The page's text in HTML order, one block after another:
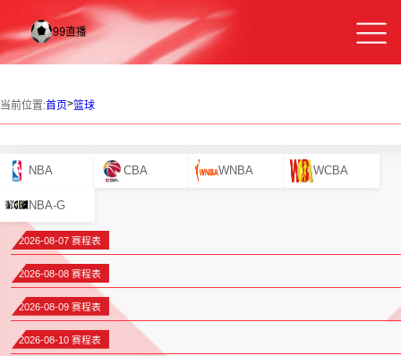
当前位置:首页>篮球
NBA CBA WNBA WCBA
NBA-G
2026-08-07 赛程表
2026-08-08 赛程表
2026-08-09 赛程表
2026-08-10 赛程表